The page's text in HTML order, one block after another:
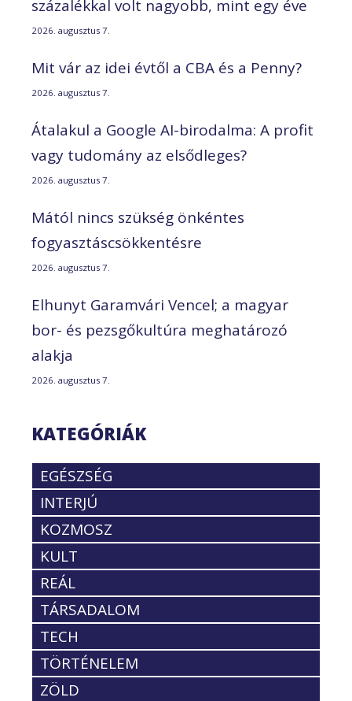
százalékkal volt nagyobb, mint egy éve
2026. augusztus 7.
Mit vár az idei évtől a CBA és a Penny?
2026. augusztus 7.
Átalakul a Google AI-birodalma: A profit
vagy tudomány az elsődleges?
2026. augusztus 7.
Mától nincs szükség önkéntes
fogyasztáscsökkentésre
2026. augusztus 7.
Elhunyt Garamvári Vencel; a magyar
bor- és pezsgőkultúra meghatározó
alakja
2026. augusztus 7.
KATEGÓRIÁK
EGÉSZSÉG
INTERJÚ
KOZMOSZ
KULT
REÁL
TÁRSADALOM
TECH
TÖRTÉNELEM
ZÖLD